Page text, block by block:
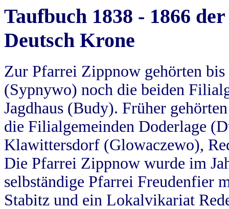
Taufbuch 1838 - 1866
Deutsch Krone
Zur Pfarrei Zippnow gehörten
(Sypnywo) noch die beiden
Jagdhaus (Budy). Früher
die Filialgemeinden Doderlage
Klawittersdorf (Glowaczewo),
Die Pfarrei Zippnow wurde im
selbständige Pfarrei Freudenfier
Stabitz und ein Lokalvikariat